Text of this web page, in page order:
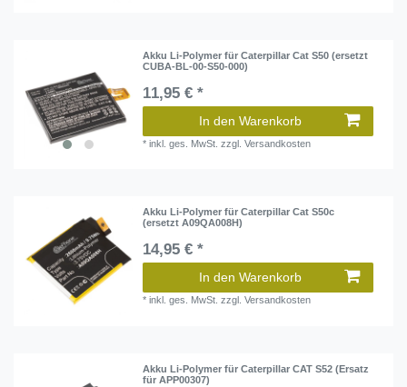
Akku Li-Polymer für Caterpillar Cat S50 (ersetzt
CUBA-BL-00-S50-000)
11,95 € *
In den Warenkorb
*inkl. ges. MwSt. zzgl.Versandkosten
Akku Li-Polymer für Caterpillar Cat S50c
(ersetzt A09QA008H)
14,95 € *
In den Warenkorb
*inkl. ges. MwSt. zzgl.Versandkosten
Akku Li-Polymer für Caterpillar CAT S52 (Ersatz
für APP00307)